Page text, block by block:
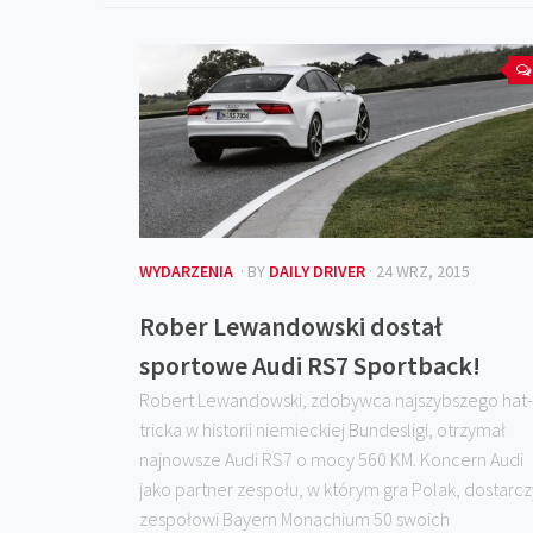
WYDARZENIA · BY DAILY DRIVER · 24 WRZ, 2015
Rober Lewandowski dostał
sportowe Audi RS7 Sportback!
Robert Lewandowski, zdobywca najszybszego hat-
tricka w historii niemieckiej Bundesligi, otrzymał
najnowsze Audi RS7 o mocy 560 KM. Koncern Audi
jako partner zespołu, w którym gra Polak,
zespołowi Bayern Monachium 50 swoich